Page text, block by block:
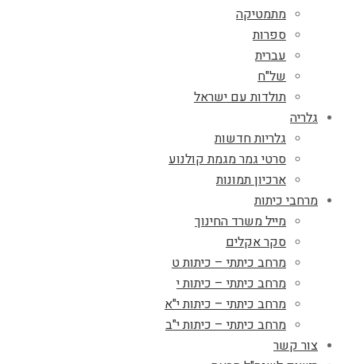
מתמטיקה
ספרות
עברית
של"ח
תולדות עם ישראל
גלריה
גלריות חדשות
סרטי גמר מגמת קולנוע
ארכיון תמונות
מרחבי כיתות
מייל משרד החינוך
סקר אקלים
מרחב כיתתי – כיתות ט
מרחב כיתתי – כיתות י
מרחב כיתתי – כיתות י"א
מרחב כיתתי – כיתות י"ב
צור קשר